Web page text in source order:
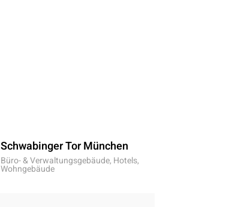
Schwabinger Tor München
Büro- & Verwaltungsgebäude, Hotels,
Wohngebäude